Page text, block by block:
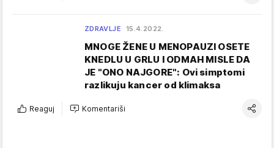
ZDRAVLJE 15.4.2022.
MNOGE ŽENE U MENOPAUZI OSETE
KNEDLU U GRLU I ODMAH MISLE DA
JE "ONO NAJGORE": Ovi simptomi
razlikuju kancer od klimaksa
Reaguj Komentariši